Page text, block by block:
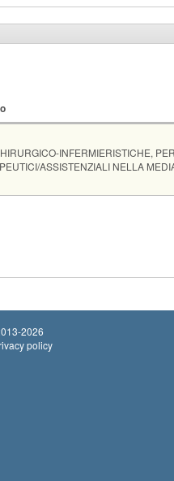
INFERMIERISTICHE,
ASSISTENZIALI NELLA
2026
policy